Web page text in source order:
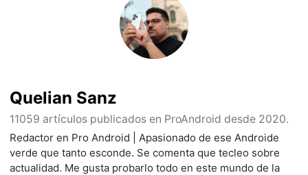
Quelian Sanz
11059 artículos publicados en ProAndroid desde 2020.
Redactor en Pro Android | Apasionado de ese Androide
verde que tanto esconde. Se comenta que tecleo sobre
actualidad. Me gusta probarlo todo en este mundo de la